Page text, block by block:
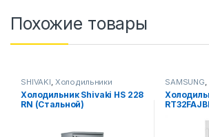
Похожие товары
SHIVAKI, Холодильники
Холодильник Shivaki HS 228
RN (Стальной)
SAMSUNG,